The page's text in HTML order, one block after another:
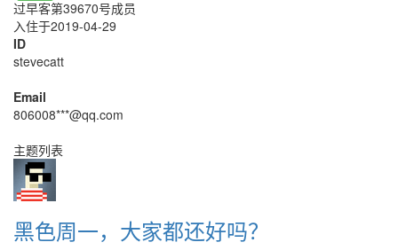
过早客第39670号成员
入住于2019-04-29
ID
stevecatt
Email
806008***@qq.com
主题列表
黑色周一，大家都还好吗？